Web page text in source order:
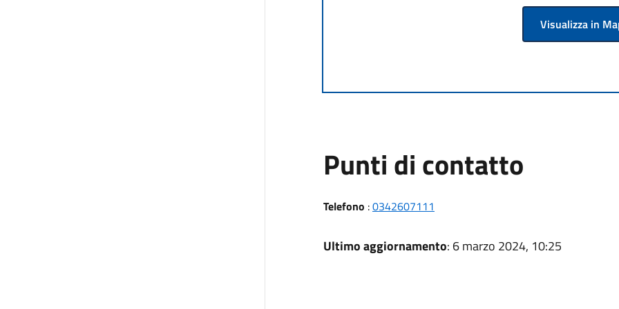
Visualizza in
Punti di contatto
Telefono :0342607111
Ultimo aggiornamento: 6 marzo 2024, 10:25